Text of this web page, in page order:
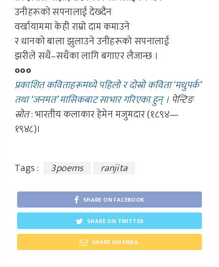
उनीहरूको सपनालाई देख्दैन
वर्खायाममा केही राम्रो दाम कमाउने
र धानको बाला झुलाउने उनीहरूको सपनालाई
झरीले सधैं–सधैंका लागि बगाएर लैजान्छ ।
०००
प्रकाशित कविताहरूमध्ये पहिलो र दोस्रो कविता ‘मधुपर्क’
तथा ‘जनमत’ मासिकबाट साभार गरिएका हुन् । पेन्टिङ
स्रोत: भारतीय कलाकार हेमेन मजुमदार (१८९४—
१९४८)।
Tags : 3poems ranjita
SHARE ON FACEBOOK
SHARE ON TWITTER
SHARE ON EMAIL